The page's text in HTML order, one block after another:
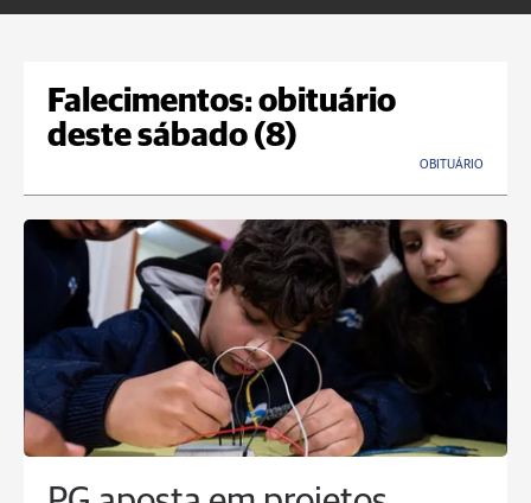
Falecimentos: obituário
deste sábado (8)
OBITUÁRIO